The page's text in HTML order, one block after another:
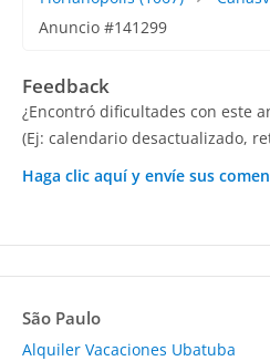
Anuncio #141299
Feedback
¿Encontró dificultades con este
(Ej: calendario desactualizado,
Haga clic aquí y envíe sus
São Paulo
Alquiler Vacaciones Ubatuba